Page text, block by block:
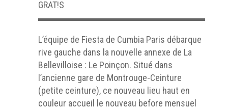
GRAT!S
L’équipe de Fiesta de Cumbia Paris débarque
rive gauche dans la nouvelle annexe de La
Bellevilloise : Le Poinçon. Situé dans
l’ancienne gare de Montrouge-Ceinture
(petite ceinture), ce nouveau lieu haut en
couleur accueil le nouveau before mensuel